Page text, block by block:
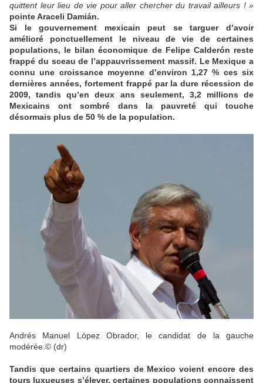
quittent leur lieu de vie pour aller chercher du travail ailleurs ! »
pointe Araceli Damián.
Si le gouvernement mexicain peut se targuer d’avoir
amélioré ponctuellement le niveau de vie de certaines
populations, le bilan économique de Felipe Calderón reste
frappé du sceau de l’appauvrissement massif. Le Mexique a
connu une croissance moyenne d’environ 1,27 % ces six
dernières années, fortement frappé par la dure récession de
2009, tandis qu’en deux ans seulement, 3,2 millions de
Mexicains ont sombré dans la pauvreté qui touche
désormais plus de 50 % de la population.
Andrés Manuel López Obrador, le candidat de la gauche
modérée.© (dr)
Tandis que certains quartiers de Mexico voient encore des
tours luxueuses s’élever, certaines populations connaissent